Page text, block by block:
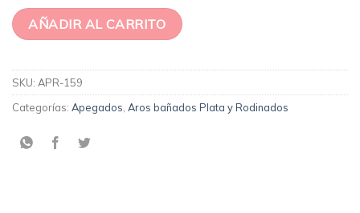
AÑADIR AL CARRITO
SKU: APR-159
Categorías: Apegados Aros bañados Plata y Rodinados